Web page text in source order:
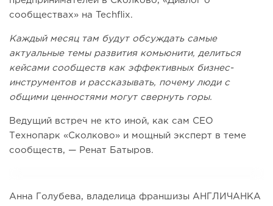
сообществах» на Techflix.
Каждый месяц там будут обсуждать самые
актуальные темы развития комьюнити, делиться
кейсами сообществ как эффективных бизнес-
инструментов и рассказывать, почему люди с
общими ценностями могут свернуть горы.
Ведущий встреч не кто иной, как сам CEO
Технопарк «Сколково» и мощный эксперт в теме
сообществ, — Ренат Батыров.
Анна Голубева, владелица франшизы АНГЛИЧАНКА